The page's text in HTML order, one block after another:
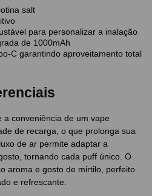
salt
para personalizar a inalação
de 1000mAh
C garantindo aproveitamento total
a conveniência de um vape
de recarga, o que prolonga sua
de ar permite adaptar a
tornando cada puff único. O
aroma e gosto de mirtilo, perfeito
e refrescante.